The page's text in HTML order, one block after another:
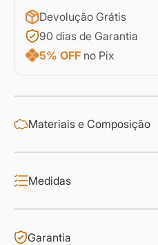
Devolução Grátis
90 dias de Garantia
5% OFF no Pix
Materiais e Composição
Medidas
Garantia